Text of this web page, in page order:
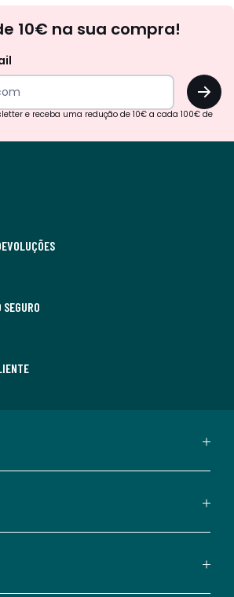
10€ na sua compra!
OK
e receba uma redução de 10€ a cada 100€ de